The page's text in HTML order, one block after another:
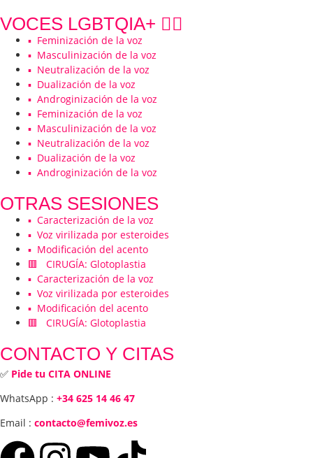
VOCES LGBTQIA+ 🏳️‍🌈
▪️ Feminización de la voz
▪️ Masculinización de la voz
▪️ Neutralización de la voz
▪️ Dualización de la voz
▪️ Androginización de la voz
▪️ Feminización de la voz
▪️ Masculinización de la voz
▪️ Neutralización de la voz
▪️ Dualización de la voz
▪️ Androginización de la voz
OTRAS SESIONES
▪️ Caracterización de la voz
▪️ Voz virilizada por esteroides
▪️ Modificación del acento
🟥 CIRUGÍA: Glotoplastia
▪️ Caracterización de la voz
▪️ Voz virilizada por esteroides
▪️ Modificación del acento
🟥 CIRUGÍA: Glotoplastia
CONTACTO Y CITAS
✅ Pide tu CITA ONLINE
WhatsApp : +34 625 14 46 47
Email : contacto@femivoz.es